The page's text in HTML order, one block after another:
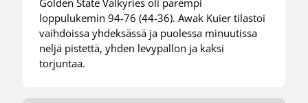
Golden State Valkyries oli parempi
loppulukemin 94-76 (44-36). Awak Kuier tilastoi
vaihdoissa yhdeksässä ja puolessa minuutissa
neljä pistettä, yhden levypallon ja kaksi
torjuntaa.